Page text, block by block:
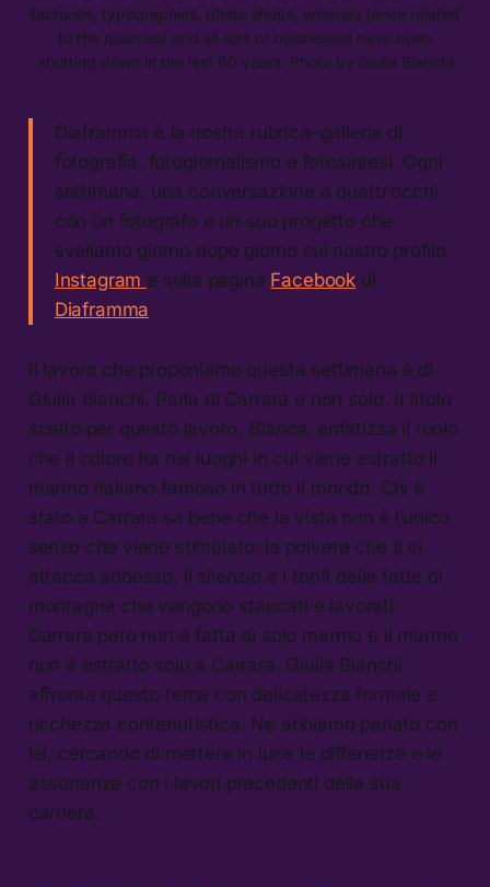
factories, typographies, photo shops, wineries (once related
to the quarries) and all sort of businesses have been
shutting down in the last 60 years. Photo by Giulia Bianchi
Diaframma è la nostra rubrica–galleria di
fotografia, fotogiornalismo e fotosintesi. Ogni
settimana, una conversazione a quattr’occhi
con un fotografo e un suo progetto che
sveliamo giorno dopo giorno sul nostro profilo
Instagram e sulla pagina Facebook di
Diaframma.
Il lavoro che proponiamo questa settimana è di
Giulia Bianchi. Parla di Carrara e non solo. Il titolo
scelto per questo lavoro, Bianca , enfatizza il ruolo
che il colore ha nei luoghi in cui viene estratto il
marmo italiano famoso in tutto il mondo. Chi è
stato a Carrara sa bene che la vista non è l’unico
senso che viene stimolato: la polvere che ti si
attacca addosso, il silenzio e i tonfi delle fette di
montagna che vengono staccati e lavorati.
Carrara però non è fatta di solo marmo e il marmo
non è estratto solo a Carrara. Giulia Bianchi
affronta questo tema con delicatezza formale e
ricchezza contenutistica. Ne abbiamo parlato con
lei, cercando di mettere in luce le differenze e le
assonanze con i lavori precedenti della sua
carriera.